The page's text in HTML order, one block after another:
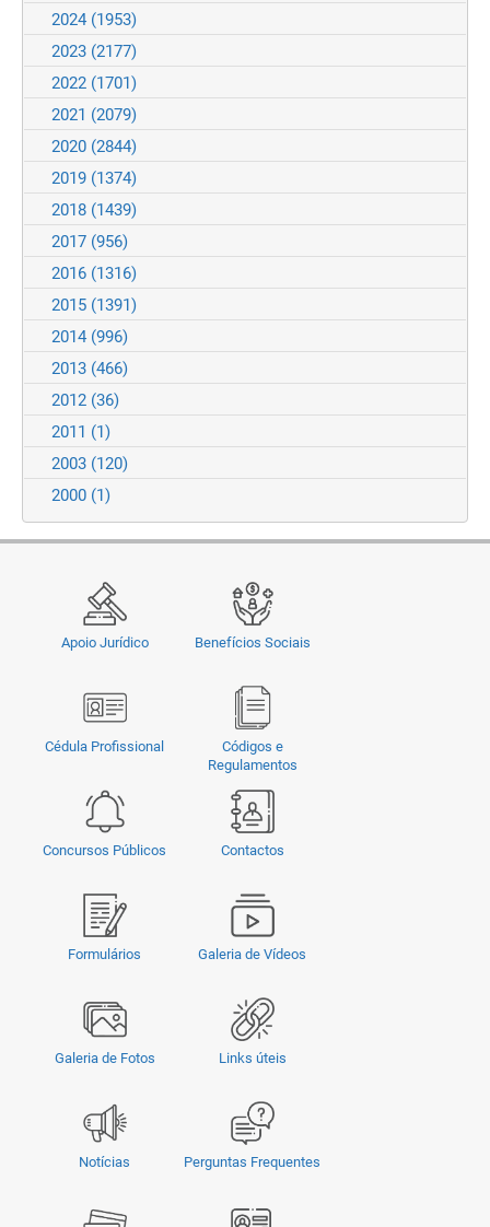
2024 (1953)
2023 (2177)
2022 (1701)
2021 (2079)
2020 (2844)
2019 (1374)
2018 (1439)
2017 (956)
2016 (1316)
2015 (1391)
2014 (996)
2013 (466)
2012 (36)
2011 (1)
2003 (120)
2000 (1)
Apoio Jurídico Benefícios Sociais
Cédula Profissional
Códigos e
Regulamentos
Concursos Públicos Contactos
Formulários Galeria de Vídeos
Galeria de Fotos Links úteis
Notícias Perguntas Frequentes